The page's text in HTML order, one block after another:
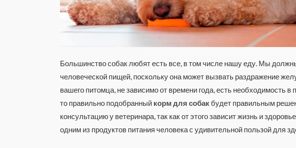
Большинство собак любят есть все, в том числе нашу еду. Мы
человеческой пищей, поскольку она может вызвать раздражение
вашего питомца, не зависимо от времени года, есть необходимость
то правильно подобранный корм для собак будет правильным
консультацию у ветеринара, так как от этого зависит жизнь и
одним из продуктов питания человека с удивительной пользой для